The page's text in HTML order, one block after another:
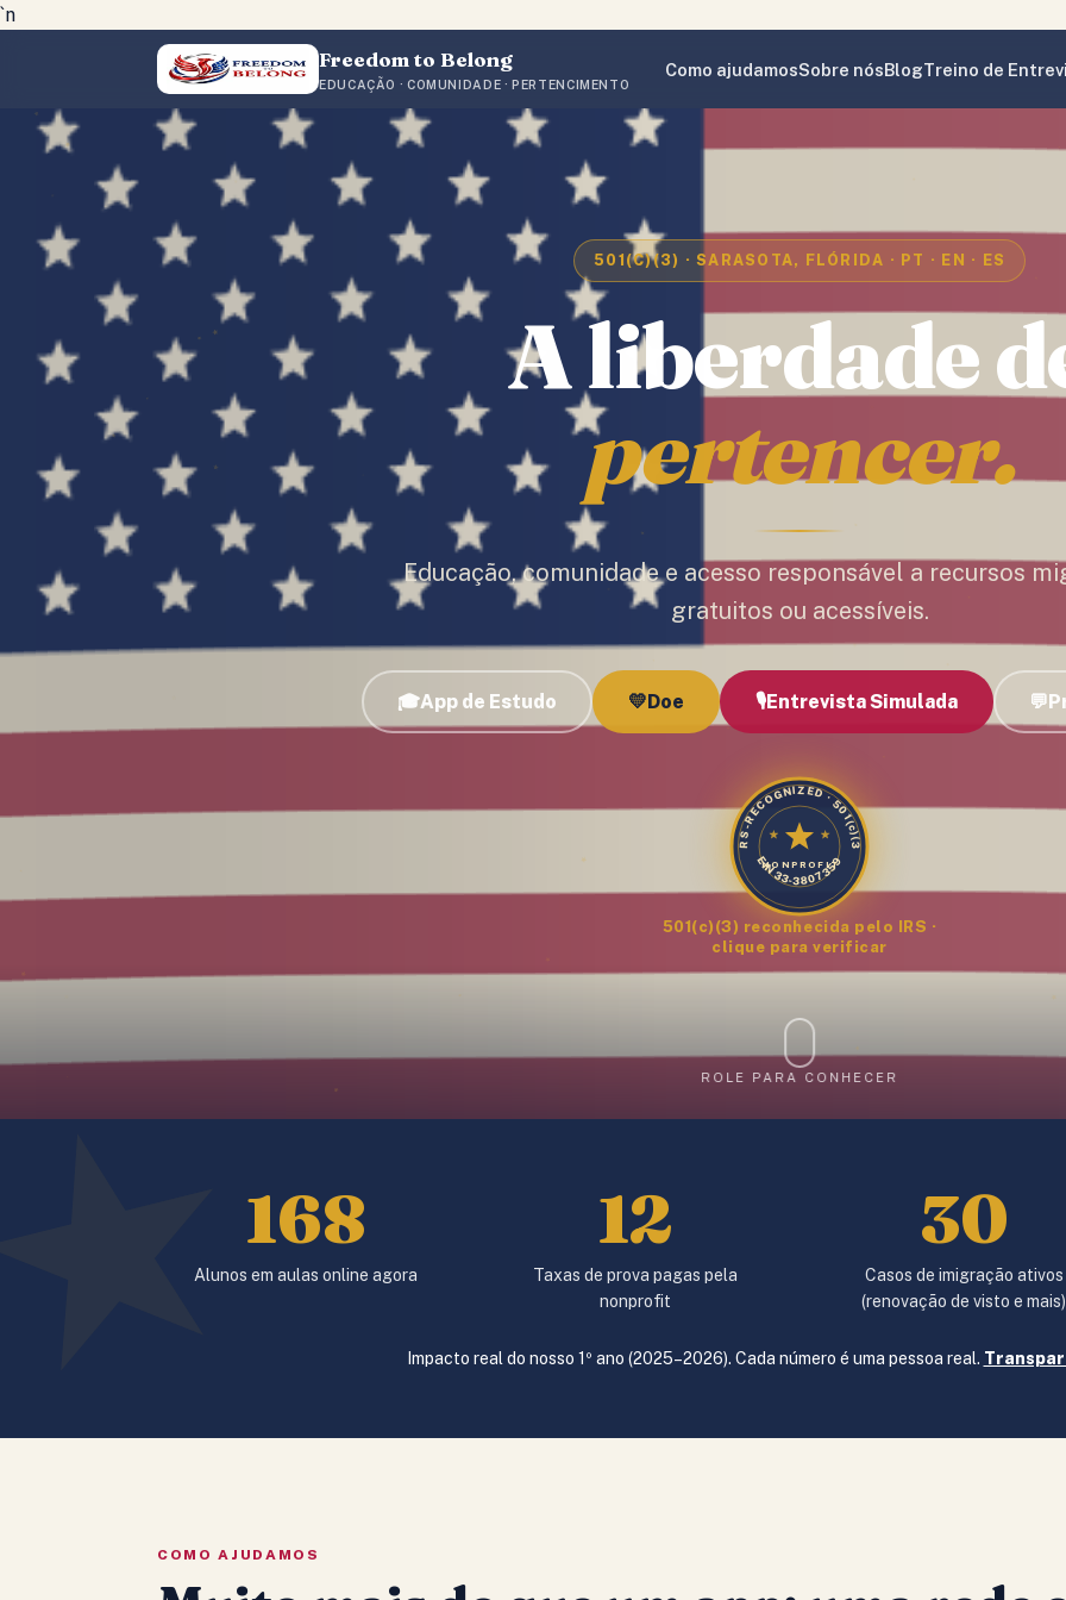
`n
Freedom to Belong
EDUCAÇÃO · COMUNIDADE · PERTENCIMENTO
Como ajudamosSobre nósBlogTreino de
501(C)(3) · SARASOTA, FLÓRIDA · PT · EN · ES
Aliberdade
pertencer.
Educação, comunidade e acesso responsável a recursos
gratuitos ou acessíveis.
🎓App de Estudo 💛Doe 🎙️Entrevista Simulada 💬
IRS-RECOGNIZED · 501(c)(3)
EIN 33-3807359
NONPROFIT
501(c)(3) reconhecida pelo IRS ·
clique para verificar
ROLE PARA CONHECER
168
Alunos em aulas online agora
12
Taxas de prova pagas pela
nonprofit
30
Casos de imigração ativos
(renovação de visto e mais)
Impacto real do nosso 1º ano (2025–2026). Cada número é uma pessoa real.
COMO AJUDAMOS